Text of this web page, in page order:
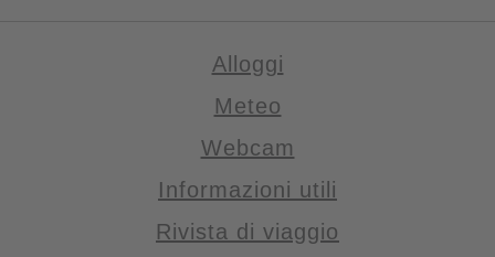
Alloggi
Meteo
Webcam
Informazioni utili
Rivista di viaggio